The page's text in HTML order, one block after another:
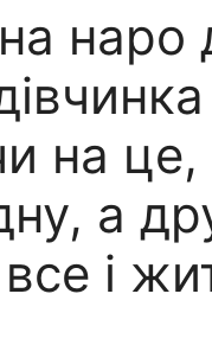
наро
на
а
і